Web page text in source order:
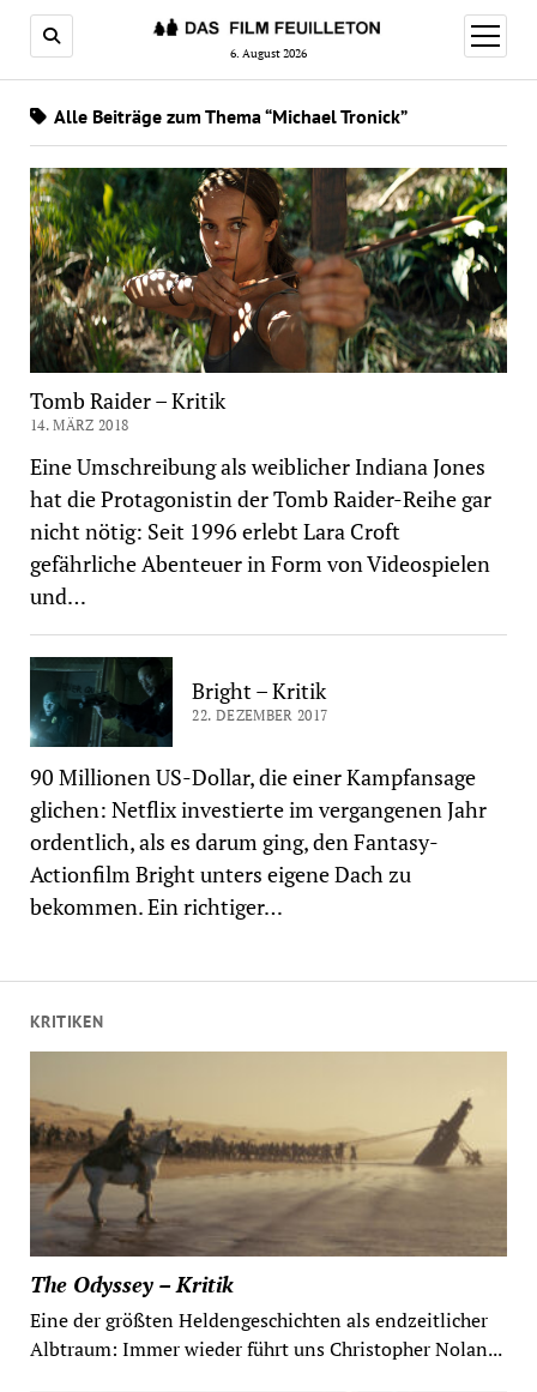
6. August 2026
Menü
öffnen
KRITIKEN
The Odyssey – Kritik
Eine der größten Heldengeschichten als endzeitlicher
Albtraum: Immer wieder führt uns Christopher Nolan...
Alle Beiträge zum Thema “Michael Tronick”
Tomb Raider – Kritik
14. MÄRZ 2018
Eine Umschreibung als weiblicher Indiana Jones
hat die Protagonistin der Tomb Raider-Reihe gar
nicht nötig: Seit 1996 erlebt Lara Croft
gefährliche Abenteuer in Form von Videospielen
und…
Bright – Kritik
22. DEZEMBER 2017
90 Millionen US-Dollar, die einer Kampfansage
glichen: Netflix investierte im vergangenen Jahr
ordentlich, als es darum ging, den Fantasy-
Actionfilm Bright unters eigene Dach zu
bekommen. Ein richtiger…